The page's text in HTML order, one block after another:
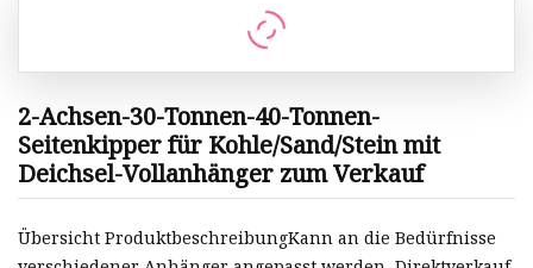
2-Achsen-30-Tonnen-40-Tonnen-
Seitenkipper für Kohle/Sand/Stein mit
Deichsel-Vollanhänger zum Verkauf
Übersicht ProduktbeschreibungKann an die Bedürfnisse